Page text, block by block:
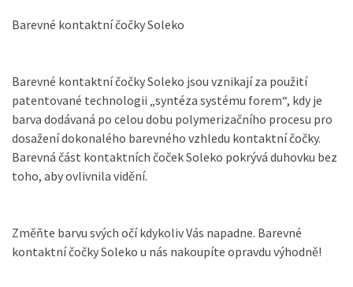
Barevné kontaktní čočky Soleko
Barevné kontaktní čočky Soleko jsou vznikají za použití
patentované technologii „syntéza systému forem“, kdy je
barva dodávaná po celou dobu polymerizačního procesu pro
dosažení dokonalého barevného vzhledu kontaktní čočky.
Barevná část kontaktních čoček Soleko pokrývá duhovku bez
toho, aby ovlivnila vidění.
Změňte barvu svých očí kdykoliv Vás napadne. Barevné
kontaktní čočky Soleko u nás nakoupíte opravdu výhodně!